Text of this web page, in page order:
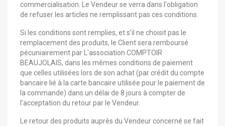
commercialisation. Le Vendeur se verra dans l'obligation
de refuser les articles ne remplissant pas ces conditions.
Si les conditions sont remplies, et s’il ne choisit pas le
remplacement des produits, le Client sera remboursé
pécuniairement par L'association COMPTOIR
BEAUJOLAIS, dans les mêmes conditions de paiement
que celles utilisées lors de son achat (par crédit du compte
bancaire lié à la carte bancaire utilisée pour le paiement de
la commande) dans un délai de 8 jours à compter de
l’acceptation du retour par le Vendeur.
Le retour des produits auprès du Vendeur concerné se fait